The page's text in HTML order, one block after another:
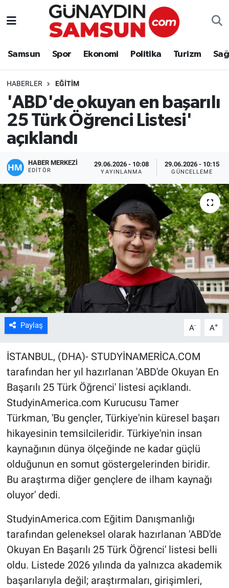
Samsun Spor Ekonomi Politika Turizm
HABERLER EĞITIM
'ABD'de okuyan en başarılı
25 Türk Öğrenci Listesi'
açıklandı
HABER MERKEZİ
EDITÖR
29.06.2026 - 10:08
YAYINLANMA
29.06.2026 - 10:15
GÜNCELLEME
Paylaş A- A+
İSTANBUL, (DHA)- STUDYİNAMERİCA.COM
tarafından her yıl hazırlanan 'ABD'de Okuyan En
Başarılı 25 Türk Öğrenci' listesi açıklandı.
StudyinAmerica.com Kurucusu Tamer
Türkman, 'Bu gençler, Türkiye'nin küresel başarı
hikayesinin temsilcileridir. Türkiye'nin insan
kaynağının dünya ölçeğinde ne kadar güçlü
olduğunun en somut göstergelerinden biridir.
Bu araştırma diğer gençlere de ilham kaynağı
oluyor' dedi.
StudyinAmerica.com Eğitim Danışmanlığı
tarafından geleneksel olarak hazırlanan 'ABD'de
Okuyan En Başarılı 25 Türk Öğrenci' listesi belli
oldu. Listede 2026 yılında da yalnızca akademik
başarılarıyla değil; araştırmaları, girişimleri,
Samsun
Politika
Turizm
Sağlık
Eğitim
Yaşam
Kültür Sanat
Bilim ve Teknoloji
Genel
Nöbetçi Eczaneler
Süper Lig Puan Durumu ve Fikstür
Tüm Manşetler
Son Dakika Haberleri
Haber Arşivi